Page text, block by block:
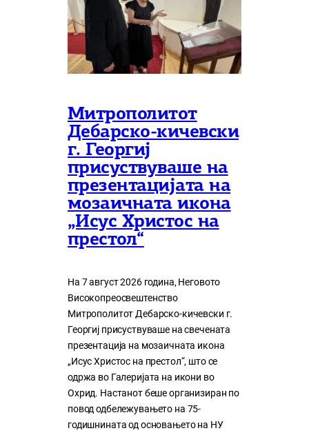
Митрополитот
Дебарско-кичевски
г. Георгиј
присуствуваше на
презентацијата на
мозаичната икона
„Исус Христос на
престол“
На 7 август 2026 година, Неговото
Високопреосвештенство
Митрополитот Дебарско-кичевски г.
Георгиј присуствуваше на свечената
презентација на мозаичната икона
„Исус Христос на престол“, што се
одржа во Галеријата на икони во
Охрид. Настанот беше организиран по
повод одбележувањето на 75-
годишнината од основањето на НУ